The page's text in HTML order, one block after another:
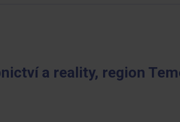
a reality, region